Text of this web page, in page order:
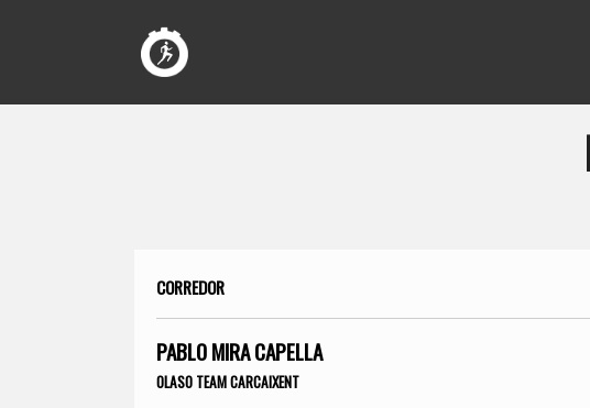
CORREDOR
PABLO MIRA CAPELLA
OLASO TEAM CARCAIXENT